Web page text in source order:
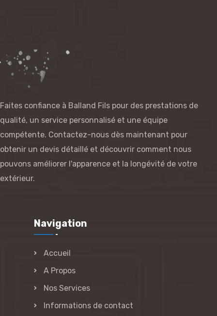
Faites confiance à Balland Fils pour des prestations de
qualité, un service personnalisé et une équipe
compétente. Contactez-nous dès maintenant pour
obtenir un devis détaillé et découvrir comment nous
pouvons améliorer l'apparence et la longévité de votre
extérieur.
Navigation
Accueil
A Propos
Nos Services
Informations de contact